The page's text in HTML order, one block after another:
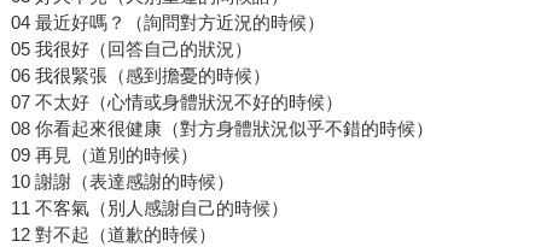
04 最近好嗎？（詢問對方近況的時候）
05 我很好（回答自己的狀況）
06 我很緊張（感到擔憂的時候）
07 不太好（心情或身體狀況不好的時候）
08 你看起來很健康（對方身體狀況似乎不錯的時候）
09 再見（道別的時候）
10 謝謝（表達感謝的時候）
11 不客氣（別人感謝自己的時候）
12 對不起（道歉的時候）